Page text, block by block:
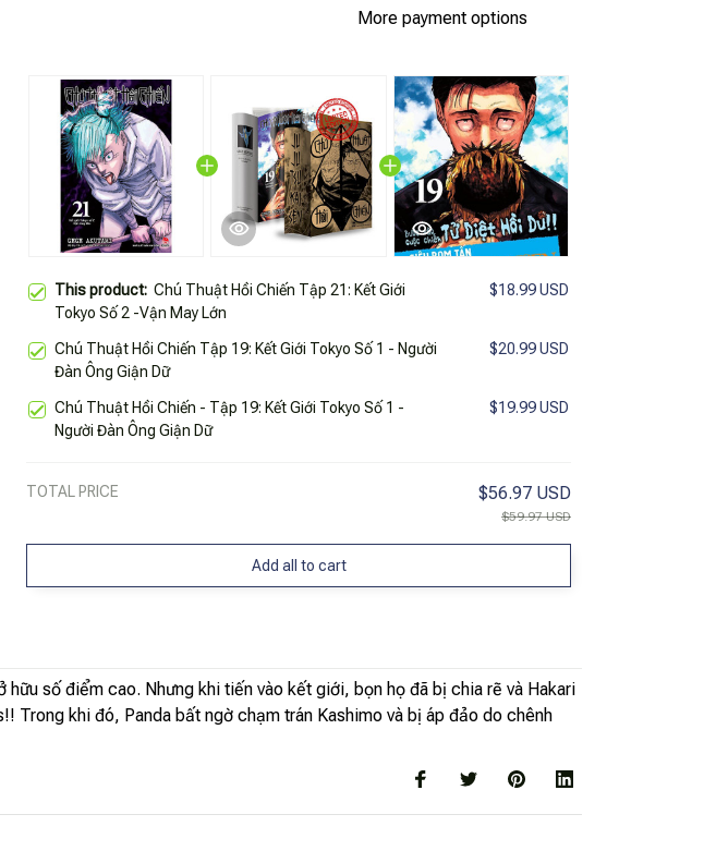
More payment options
This product: Chú Thuật Hồi Chiến Tập 21: Kết Giới
Tokyo Số 2 -Vận May Lớn
$18.99 USD
Chú Thuật Hồi Chiến Tập 19: Kết Giới Tokyo Số 1 - Người
Đàn Ông Giận Dữ
$20.99 USD
Chú Thuật Hồi Chiến - Tập 19: Kết Giới Tokyo Số 1 -
Người Đàn Ông Giận Dữ
$19.99 USD
TOTAL PRICE $56.97 USD
$59.97 USD
Add all to cart
số điểm cao. Nhưng khi tiến vào kết giới, bọn họ đã bị chia rẽ và Hakari
Trong khi đó, Panda bất ngờ chạm trán Kashimo và bị áp đảo do chênh